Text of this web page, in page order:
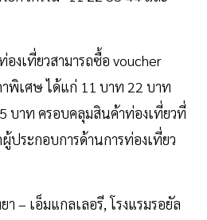
งเที่ยวสามารถซื้อ voucher
าพิเศษ ได้แก่ 11 บาท 22 บาท
บาท ครอบคลุมสินค้าท่องเที่ยวที่
ประกอบการด้านการท่องเที่ยว
– เอ็มแกลเลอรี, โรงแรมรอยัล